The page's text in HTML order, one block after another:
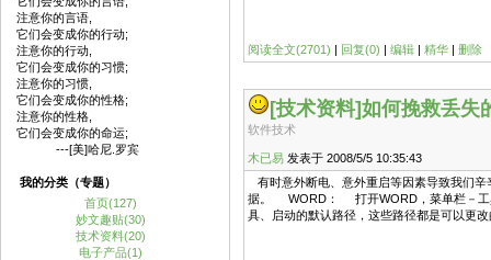
注意你的言语,
它们会变成你的行动;
注意你的行动,
它们会变成你的习惯;
注意你的习惯,
它们会变成你的性格;
注意你的性格,
它们会变成你的命运;
---[美]哈尼.罗宾
我的分类（专题）
首页(127)
妙文趣贴(30)
技术资料(20)
电子产品(1)
阅读全文(2701) | 回复(0) | 编辑 | 精华 | 删除
[技术资料]如何挽救丢失
软件技术
木已易 发表于 2008/5/5 10:35:43
有时意外断电、意外重启等因素导致我们
据。 WORD： 打开WORD，菜单栏－工具
具、启动的默认路径，这些路径都是可以更